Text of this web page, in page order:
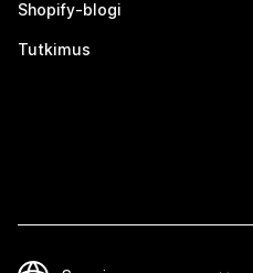
Shopify-blogi
Tutkimus